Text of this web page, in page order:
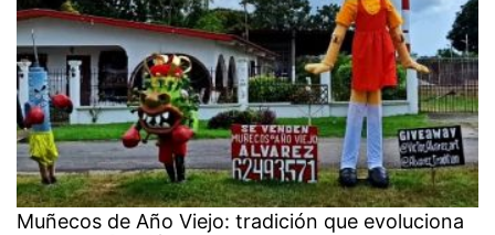
Muñecos de Año Viejo: tradición que evoluciona